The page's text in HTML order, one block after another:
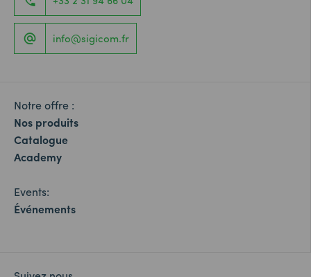
info@sigicom.fr
Notre offre :
Nos produits
Catalogue
Academy
Events:
Événements